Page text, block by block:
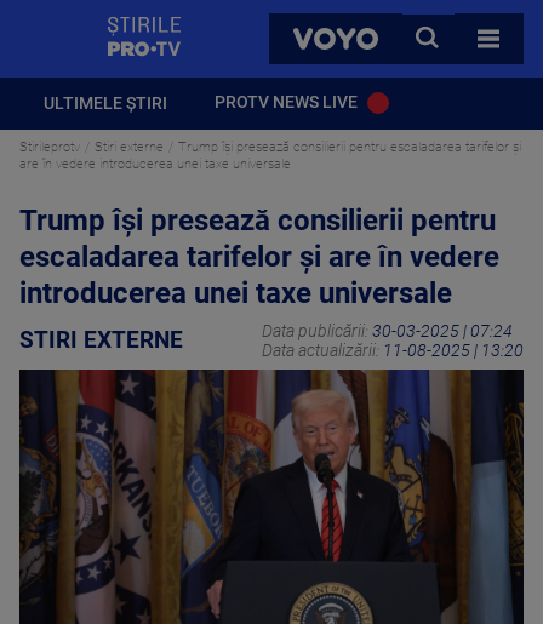
VOYO
CAUTA
TOATE
ULTIMELE ȘTIRI PROTV NEWS LIVE
Stirileprotv Stiri externe
Trump îşi presează consilierii pentru escaladarea tarifelor și
are în vedere introducerea unei taxe universale
Trump îşi presează consilierii pentru
escaladarea tarifelor și are în vedere
introducerea unei taxe universale
STIRI EXTERNE Data publicării: 30-03-2025 | 07:24
Data actualizării: 11-08-2025 | 13:20